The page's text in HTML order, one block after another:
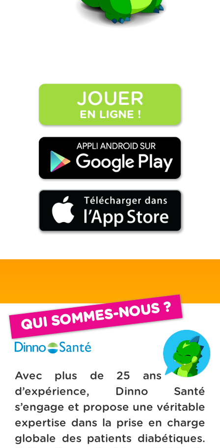
QUI SOMMES-NOUS ?
Avec plus de 25 ans
d’expérience, Dinno Santé
s’engage et propose une véritable
expertise dans la prise en charge
globale des patients diabétiques.